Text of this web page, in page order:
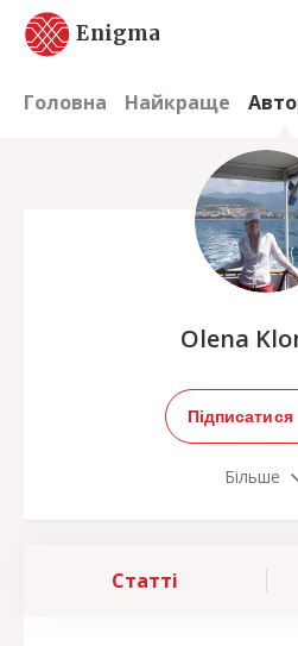
Enigma
Головна Найкраще
Olena
Підписатися
Більше
Статті